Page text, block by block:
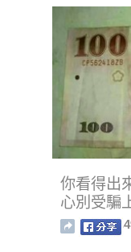
你看得出
心別受騙